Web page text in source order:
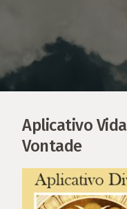
Aplicativo
Vontade